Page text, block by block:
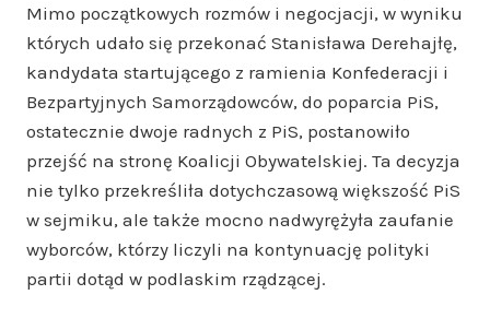
Mimo początkowych rozmów i negocjacji, w wyniku
których udało się przekonać Stanisława Derehajłę,
kandydata startującego z ramienia Konfederacji i
Bezpartyjnych Samorządowców, do poparcia PiS,
ostatecznie dwoje radnych z PiS, postanowiło
przejść na stronę Koalicji Obywatelskiej. Ta decyzja
nie tylko przekreśliła dotychczasową większość PiS
w sejmiku, ale także mocno nadwyrężyła zaufanie
wyborców, którzy liczyli na kontynuację polityki
partii dotąd w podlaskim rządzącej.